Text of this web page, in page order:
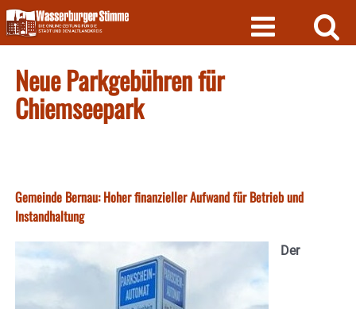
Skip
to
content
Neue Parkgebühren für
Chiemseepark
Gemeinde Bernau: Hoher finanzieller Aufwand für Betrieb und
Instandhaltung
Der